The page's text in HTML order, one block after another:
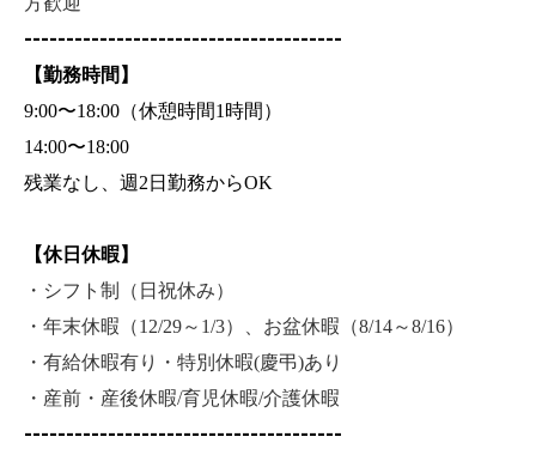
--------------------------------------
【勤務時間】
9:00〜18:00（休憩時間1時間）
14:00〜18:00
残業なし、週2日勤務からOK
【休日休暇】
・シフト制（日祝休み）
・年末休暇（12/29～1/3）、お盆休暇（8/14～8/16）
・有給休暇有り・特別休暇(慶弔)あり
・産前・産後休暇/育児休暇/介護休暇
--------------------------------------